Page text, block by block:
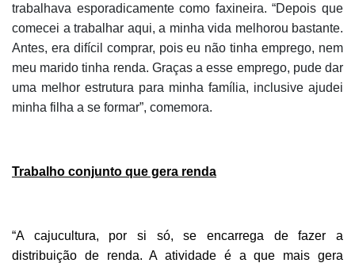
trabalhava esporadicamente como faxineira. “Depois que
comecei a trabalhar aqui, a minha vida melhorou bastante.
Antes, era difícil comprar, pois eu não tinha emprego, nem
meu marido tinha renda. Graças a esse emprego, pude dar
uma melhor estrutura para minha família, inclusive ajudei
minha filha a se formar”, comemora.
Trabalho conjunto que gera renda
“A cajucultura, por si só, se encarrega de fazer a
distribuição de renda. A atividade é a que mais gera